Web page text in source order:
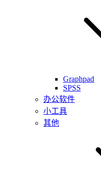
Graphpad
SPSS
办公软件
小工具
其他